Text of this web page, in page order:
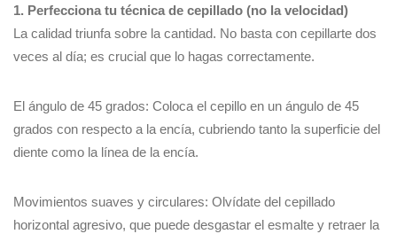
1. Perfecciona tu técnica de cepillado (no la velocidad)
La calidad triunfa sobre la cantidad. No basta con cepillarte dos
veces al día; es crucial que lo hagas correctamente.
El ángulo de 45 grados: Coloca el cepillo en un ángulo de 45
grados con respecto a la encía, cubriendo tanto la superficie del
diente como la línea de la encía.
Movimientos suaves y circulares: Olvídate del cepillado
horizontal agresivo, que puede desgastar el esmalte y retraer la